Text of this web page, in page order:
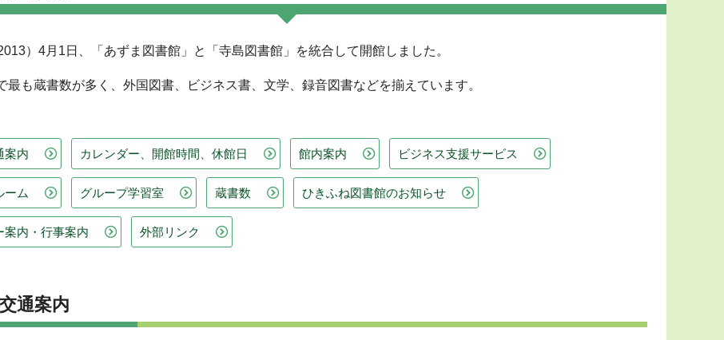
）4月1日、「あずま図書館」と「寺島図書館」を統合して開館しました。
最も蔵書数が多く、外国図書、ビジネス書、文学、録音図書などを揃えています。
案内 カレンダー、開館時間、休館日 館内案内 ビジネス支援サービス
ーム グループ学習室 蔵書数 ひきふね図書館のお知らせ
案内・行事案内 外部リンク
通案内